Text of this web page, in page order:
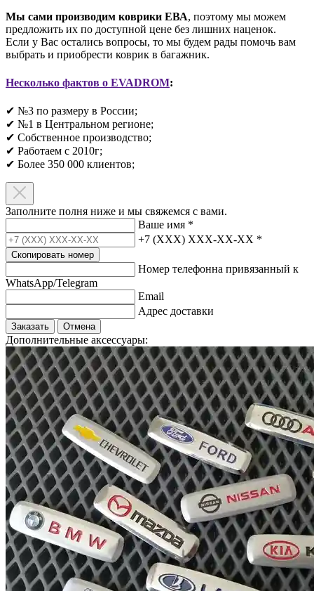
Мы сами производим коврики ЕВА, поэтому мы можем
предложить их по доступной цене без лишних наценок.
Если у Вас остались вопросы, то мы будем рады помочь вам
выбрать и приобрести коврик в багажник.
Несколько фактов о EVADROM:
✔ №3 по размеру в России;
✔ №1 в Центральном регионе;
✔ Собственное производство;
✔ Работаем с 2010г;
✔ Более 350 000 клиентов;​
Заполните полня ниже и мы свяжемся с вами.
Ваше имя *
+7 (XXX) XXX-XX-XX *
Скопировать номер
Номер телефонна привязанный к
WhatsApp/Telegram
Email
Адрес доставки
Заказать Отмена
Дополнительные аксессуары: